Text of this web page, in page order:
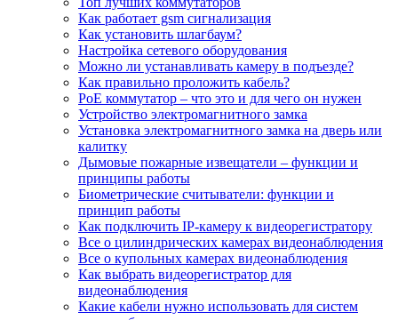
Как работает gsm сигнализация
Как установить шлагбаум?
Настройка сетевого оборудования
Можно ли устанавливать камеру в подъезде?
Как правильно проложить кабель?
PoE коммутатор – что это и для чего он нужен
Устройство электромагнитного замка
Установка электромагнитного замка на дверь или
калитку
Дымовые пожарные извещатели – функции и
принципы работы
Биометрические считыватели: функции и
принцип работы
Как подключить IP-камеру к видеорегистратору
Все о цилиндрических камерах видеонаблюдения
Все о купольных камерах видеонаблюдения
Как выбрать видеорегистратор для
видеонаблюдения
Какие кабели нужно использовать для систем